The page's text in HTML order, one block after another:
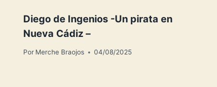
Diego de Ingenios -Un pirata en
Nueva Cádiz –
Por Merche Braojos 04/08/2025